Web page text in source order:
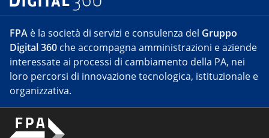
FPA è la società di servizi e consulenza del Gruppo
Digital 360 che accompagna amministrazioni e aziende
interessate ai processi di cambiamento della PA, nei
loro percorsi di innovazione tecnologica, istituzionale e
organizzativa.